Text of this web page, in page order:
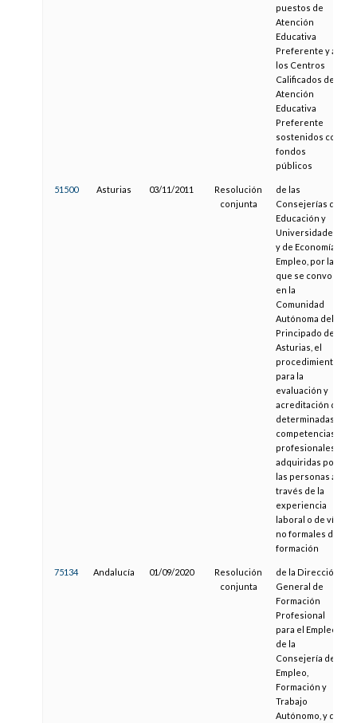
puestos de
Atención
Educativa
Preferente y a
los Centros
Calificados de
Atención
Educativa
Preferente
sostenidos con
fondos
públicos
51500 Asturias 03/11/2011
Resolución
conjunta
de las
Consejerías de
Educación y
Universidades,
y de Economía y
Empleo, por la
que se convoca,
en la
Comunidad
Autónoma del
Principado de
Asturias, el
procedimiento
para la
evaluación y
acreditación de
determinadas
competencias
profesionales
adquiridas por
las personas a
través de la
experiencia
laboral o de vías
no formales de
formación
75134 Andalucía 01/09/2020
Resolución
conjunta
de la Dirección
General de
Formación
Profesional
para el Empleo
de la
Consejería de
Empleo,
Formación y
Trabajo
Autónomo, y de